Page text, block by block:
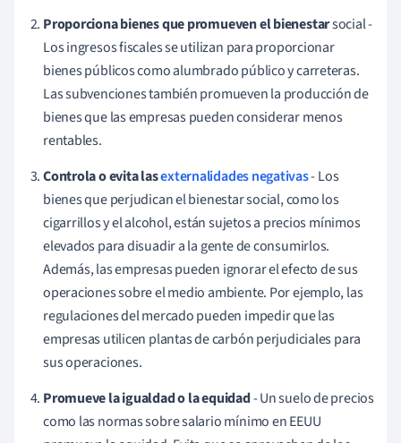
Proporciona bienes que promueven el bienestarsocial -
Los ingresos fiscales se utilizan para proporcionar
bienes públicos como alumbrado público y carreteras.
Las subvenciones también promueven la producción de
bienes que las empresas pueden considerar menos
rentables.
Controla o evita lasexternalidades negativas- Los
bienes que perjudican el bienestar social, como los
cigarrillos y el alcohol, están sujetos a precios mínimos
elevados para disuadir a la gente de consumirlos.
Además, las empresas pueden ignorar el efecto de sus
operaciones sobre el medio ambiente. Por ejemplo, las
regulaciones del mercado pueden impedir que las
empresas utilicen plantas de carbón perjudiciales para
sus operaciones.
Promueve la igualdad o la equidad- Un suelo de precios
como las normas sobre salario mínimo en EEUU